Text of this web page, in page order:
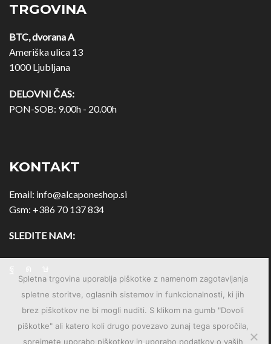
TRGOVINA
BTC, dvorana A
Ameriška ulica 13
1000 Ljubljana
DELOVNI ČAS:
PON-SOB: 9.00h - 20.00h
KONTAKT
Email: info@alcaponeshop.si
Gsm: +386 70 137 834
SLEDITE NAM:
Spletna trgovina uporablja piškotke z namenom zagotavljanja
spletne storitve, oglasnih sistemov in funkcionalnosti, ki jih
brez piškotkov ne bi mogli nuditi. S klikom na gumb "Dovoli
piškotke" ali katero koli drugo povezavo zunaj tega sporočila,
sprejmete uporabo piškotkov in uporabo podatkov o vaših